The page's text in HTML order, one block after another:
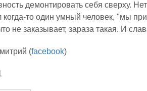
демонтировать себя сверху.
когда-то один умный человек, "мы
не заказывает, зараза такая. И
(facebook)